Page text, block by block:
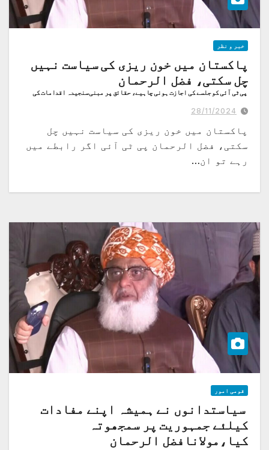
خبر و نظر
پاکستان میں خون ریزی کی سیاست نہیں
چل سکتی، فضل الرحمان
پی ٹی آئی کو جلسے کی اجازت ہونی چاہیے، حقائق پر مبنی سنجیدہ اقدامات کی
28/11/2024
پاکستان میں خون ریزی کی سیاست نہیں چل
سکتی، فضل الرحمان پی ٹی آئی اگر رابطے میں
رہے تو ان…
قومی امور
سیاستدانوں نے ہمیشہ اپنے مفادات
کیلئے جمہوریت پر سمجھوتہ
کیا،مولانافضل الرحمان